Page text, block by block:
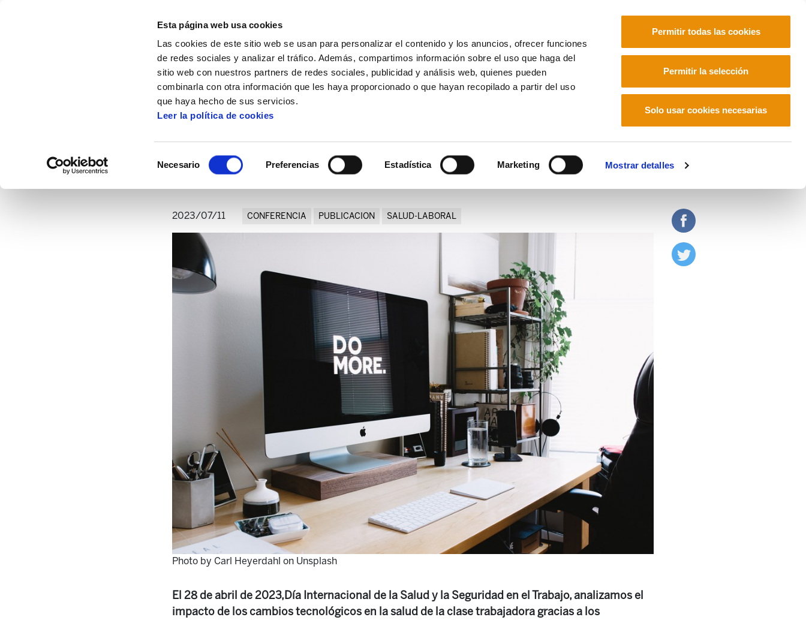
Esta página web usa cookies
Las cookies de este sitio web se usan para personalizar el contenido y los anuncios, ofrecer funciones
de redes sociales y analizar el tráfico. Además, compartimos información sobre el uso que haga del
sitio web con nuestros partners de redes sociales, publicidad y análisis web, quienes pueden
combinarla con otra información que les haya proporcionado o que hayan recopilado a partir del uso
que haya hecho de sus servicios.
Leer la política de cookies
Necesario Preferencias Estadística Marketing Mostrar detalles
Permitir todas las cookies
Permitir la selección
Solo usar cookies necesarias
Reivindicar la soberanía tecnológica para democratizar el campo de las nuevas tecnologías
Reivindicar la soberanía tecnológica para democratizar el campo de las
nuevas tecnologías
2023/07/11 CONFERENCIA PUBLICACION SALUD-LABORAL
Photo by Carl Heyerdahl on Unsplash
El 28 de abril de 2023,Día Internacional de la Salud y la Seguridad en el Trabajo, analizamos el
impacto de los cambios tecnológicos en la salud de la clase trabajadora gracias a los